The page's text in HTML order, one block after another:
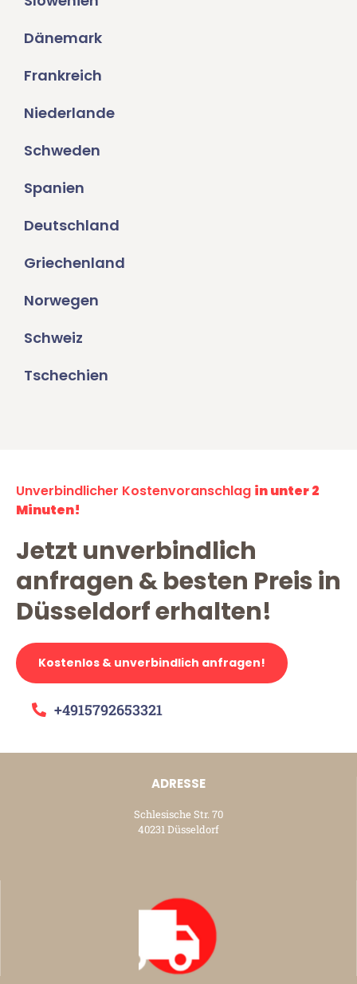
Dänemark
Frankreich
Niederlande
Schweden
Spanien
Deutschland
Griechenland
Norwegen
Schweiz
Tschechien
Unverbindlicher Kostenvoranschlag in unter 2
Minuten!
Jetzt unverbindlich
anfragen & besten Preis in
Düsseldorf erhalten!
Kostenlos & unverbindlich anfragen!
+4915792653321
ADRESSE
Schlesische Str. 70
40231 Düsseldorf